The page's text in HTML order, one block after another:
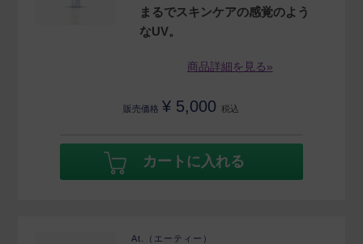
まるでスキンケアの感覚のよう
なUV。
商品詳細を見る»
販売価格 ¥ 5,000 税込
カートに入れる
At.（エーティー）